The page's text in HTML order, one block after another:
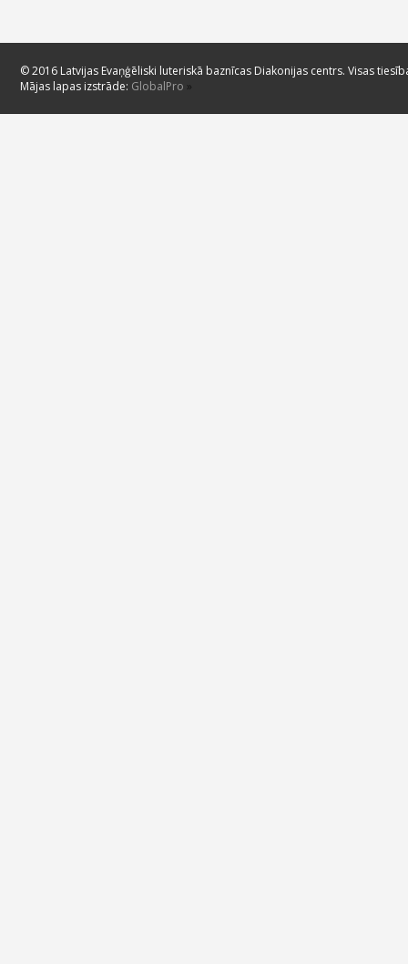
© 2016 Latvijas Evaņģēliski luteriskā baznīcas Diakonijas centrs. Visas
Mājas lapas izstrāde: GlobalPro »